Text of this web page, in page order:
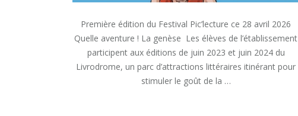
Première édition du Festival Pic’lecture ce 28 avril 2026
Quelle aventure ! La genèse Les élèves de l’établissement
participent aux éditions de juin 2023 et juin 2024 du
Livrodrome, un parc d’attractions littéraires itinérant pour
stimuler le goût de la …